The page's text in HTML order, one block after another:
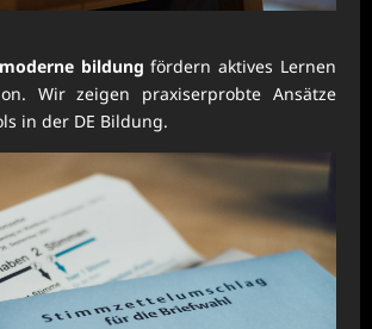
bildung fördern aktives Lernen
Wir zeigen praxiserprobte Ansätze
in der DE Bildung.